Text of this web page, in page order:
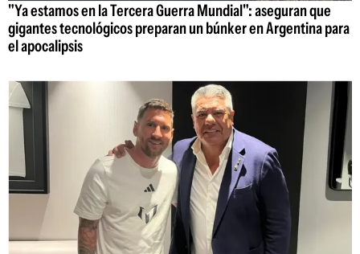
"Ya estamos en la Tercera Guerra Mundial": aseguran que
gigantes tecnológicos preparan un búnker en Argentina para
el apocalipsis